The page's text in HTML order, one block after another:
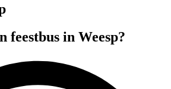
feestbus in Weesp?